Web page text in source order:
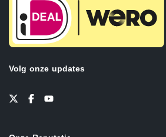
Volg onze updates